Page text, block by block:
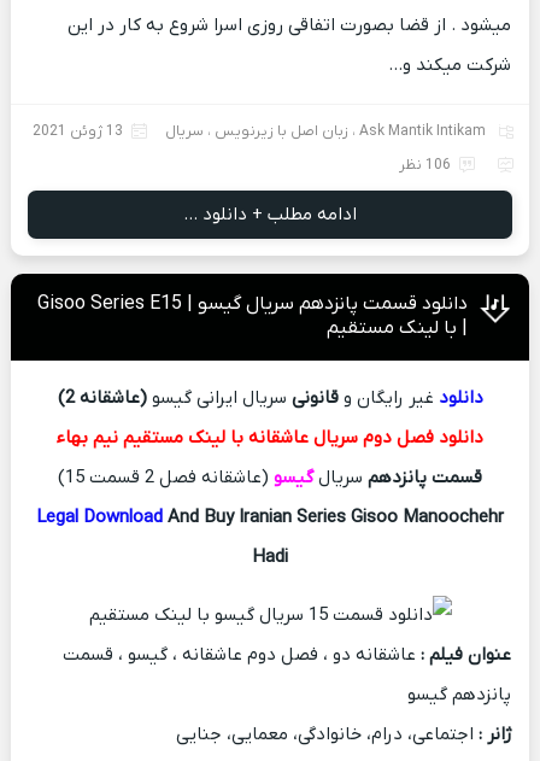
میشود . از قضا بصورت اتفاقی روزی اسرا شروع به کار در این
شرکت میکند و…
Ask Mantik Intikam ، زبان اصل با زیرنویس ، سریال
13 ژوئن 2021
106 نظر
ادامه مطلب + دانلود ...
دانلود قسمت پانزدهم سریال گیسو | Gisoo Series E15
| با لینک مستقیم
دانلود غیر رایگان وقانونی سریال ایرانی گیسو(عاشقانه 2)
دانلود فصل دوم سریال عاشقانه با لینک مستقیم نیم بهاء
قسمت پانزدهم سریالگیسو (عاشقانه فصل 2 قسمت 15)
Legal Download And Buy Iranian Series Gisoo Manoochehr
Hadi
عنوان فیلم :عاشقانه دو ، فصل دوم عاشقانه ، گیسو ، قسمت
پانزدهم گیسو
ژانر : اجتماعی، درام، خانوادگی، معمایی، جنایی